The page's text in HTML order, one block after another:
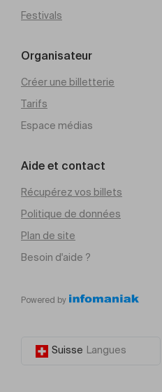
Festivals
Organisateur
Créer une billetterie
Tarifs
Espace médias
Aide et contact
Récupérez vos billets
Politique de données
Plan de site
Besoin d'aide ?
Powered by
Suisse Langues